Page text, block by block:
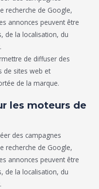
recherche de Google,
annonces peuvent être
de la localisation, du
de diffuser des
de sites web et
de la marque.
les moteurs de
des campagnes
recherche de Google,
annonces peuvent être
de la localisation, du